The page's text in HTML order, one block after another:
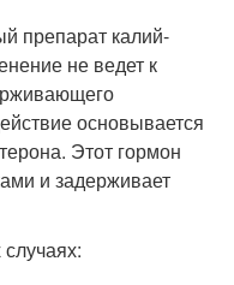
препарат калий-
не ведет к
основывается
Этот гормон
и задерживает